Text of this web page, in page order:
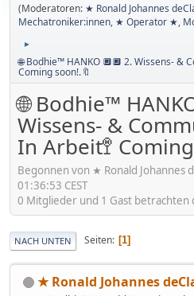
(Moderatoren: ★ Ronald Johannes
Mechatroniker:innen, ★ Operator ★,
►
🌐 Bodhie™ HANKO 🔲🔲 2. Wissens- &
Coming soon!.🔖
🌐 Bodhie™
Wissens- &
In Arbeit🚏
Begonnen von ★ Ronald Johannes
01:36:53 CEST
0 Mitglieder und 1 Gast betrachten
NACH UNTEN Seiten 1
★ Ronald Johannes